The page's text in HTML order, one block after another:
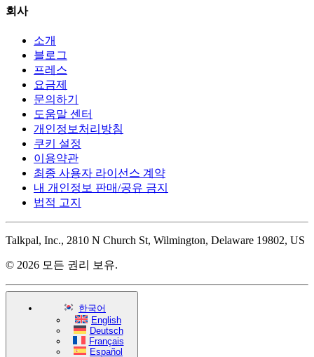
회사
소개
블로그
프레스
요금제
문의하기
도움말 센터
개인정보처리방침
쿠키 설정
이용약관
최종 사용자 라이선스 계약
내 개인정보 판매/공유 금지
법적 고지
Talkpal, Inc., 2810 N Church St, Wilmington, Delaware 19802, US
© 2026 모든 권리 보유.
한국어
English
Deutsch
Français
Español